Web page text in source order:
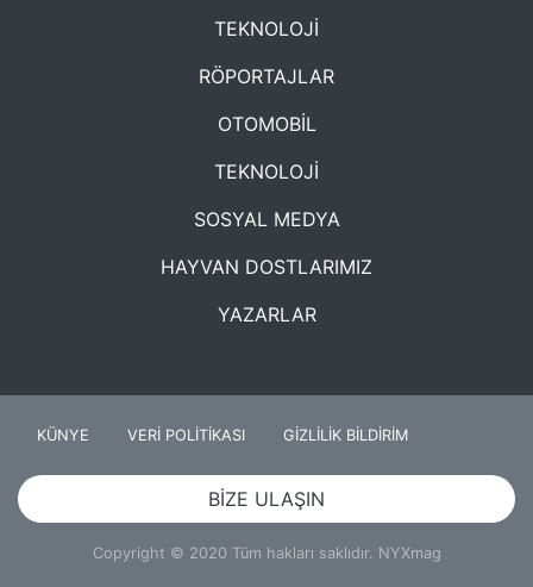
TEKNOLOJİ
RÖPORTAJLAR
OTOMOBİL
TEKNOLOJİ
SOSYAL MEDYA
HAYVAN DOSTLARIMIZ
YAZARLAR
KÜNYE VERİ POLİTİKASI GİZLİLİK BİLDİRİM
BİZE ULAŞIN
Copyright © 2020 Tüm hakları saklıdır. NYXmag